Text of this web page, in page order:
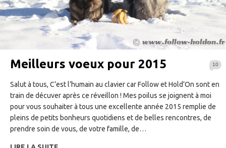
10
Meilleurs voeux pour 2015
Salut à tous, C’est l’humain au clavier car Follow et Hold’On sont en
train de décuver après ce réveillon ! Mes poilus se joignent à moi
pour vous souhaiter à tous une excellente année 2015 remplie de
pleins de petits bonheurs quotidiens et de belles rencontres, de
prendre soin de vous, de votre famille, de…